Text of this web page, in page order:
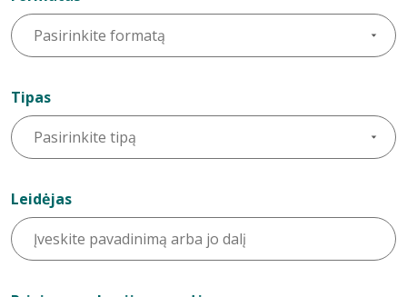
Tipas
Leidėjas